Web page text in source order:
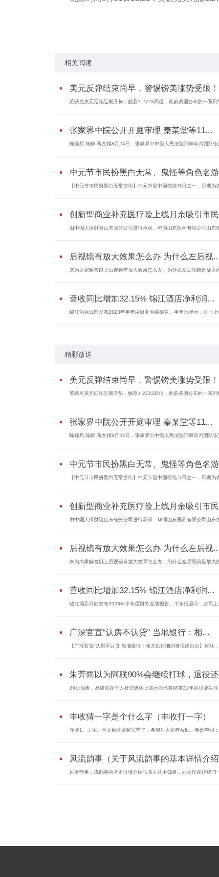
相关阅读
美元反弹结束尚早，警惕镑美涨势受限！
英镑兑美元延续近期升势，触及1 2723高位，此前美国公布的一系列
张家界中院公开开庭审理 秦某堂等11...
陈劲兵 陈醉 蒋文娟8月24日，张家界市中级人民法院刑事审判团队依
中元节市民扮黑白无常、鬼怪等角色名
【中元节市民扮黑白无常游街】中元节是中国传统节日之一，日期为
创新型商业补充医疗险上线月余吸引市
由中国人保财险山东省分公司进行承保，华润山东医药有限公司山东
后视镜有放大效果怎么办 为什么左后视
来为大家解答以上后视镜有放大效果怎么办，为什么左后视镜是放大
营收同比增加32.15% 锦江酒店净利润...
锦江酒店日前发布2023年半年度财务业绩报告。半年报显示，公司上
精彩放送
美元反弹结束尚早，警惕镑美涨势受限！
英镑兑美元延续近期升势，触及1 2723高位，此前美国公布的一系列
张家界中院公开开庭审理 秦某堂等11...
陈劲兵 陈醉 蒋文娟8月24日，张家界市中级人民法院刑事审判团队依
中元节市民扮黑白无常、鬼怪等角色名
【中元节市民扮黑白无常游街】中元节是中国传统节日之一，日期为
创新型商业补充医疗险上线月余吸引市
由中国人保财险山东省分公司进行承保，华润山东医药有限公司山东
后视镜有放大效果怎么办 为什么左后视
来为大家解答以上后视镜有放大效果怎么办，为什么左后视镜是放大
营收同比增加32.15% 锦江酒店净利润...
锦江酒店日前发布2023年半年度财务业绩报告。半年报显示，公司上
广深官宣“认房不认贷” 当地银行：相...
【广深官宣“认房不认贷”当地银行：相关执行细则将很快出台】财联...
朱芳雨以为阿联90%会继续打球，退役
29日深夜，易建联在个人社交媒体上表示自己将结束21年的职业生涯
丰收猜一字是个什么字（丰收打一字）
导读1、王字。本文到此讲解完毕了，希望对大家有帮助。免责声明
风流韵事（关于风流韵事的基本详情介绍
风流韵事，流韵事的基本详情介绍很多人还不知道，那么现在让我们